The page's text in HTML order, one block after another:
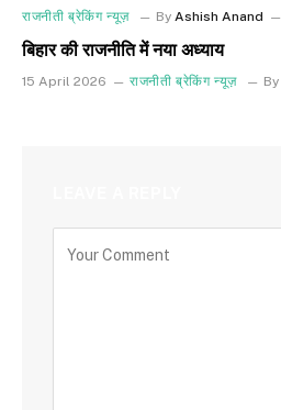
राजनीती ब्रेकिंग न्यूज़ By Ashish Anand
बिहार की राजनीति में नया अध्याय
15 April 2026 राजनीती ब्रेकिंग न्यूज़ By